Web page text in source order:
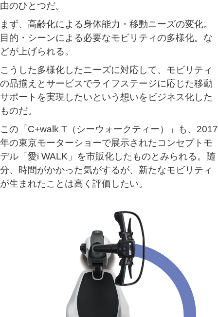
由のひとつだ。
まず、高齢化による身体能力・移動ニーズの変化。
目的・シーンによる必要なモビリティの多様化。な
どが上げられる。
こうした多様化したニーズに対応して、モビリティ
の品揃えとサービスでライフステージに応じた移動
サポートを実現したいという想いをビジネス化した
ものだ。
この「C+walk T（シーウォークティー）」も、2017
年の東京モーターショーで展示されたコンセプトモ
デル「愛i WALK」を市販化したものとみられる。随
分、時間がかかった気がするが、新たなモビリティ
が生まれたことは高く評価したい。